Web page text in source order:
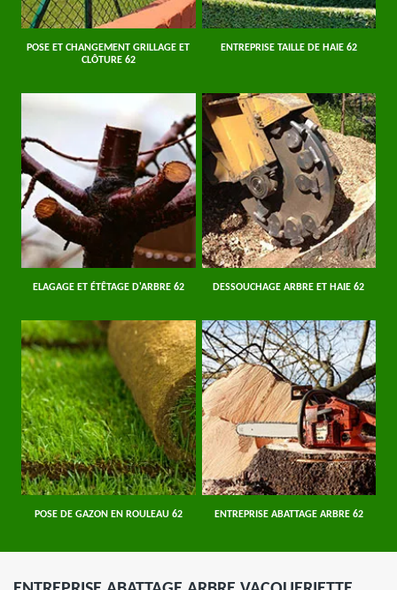
POSE ET CHANGEMENT GRILLAGE ET
CLÔTURE 62
ENTREPRISE TAILLE DE HAIE 62
ELAGAGE ET ÉTÊTAGE D'ARBRE 62 DESSOUCHAGE ARBRE ET HAIE 62
POSE DE GAZON EN ROULEAU 62 ENTREPRISE ABATTAGE ARBRE 62